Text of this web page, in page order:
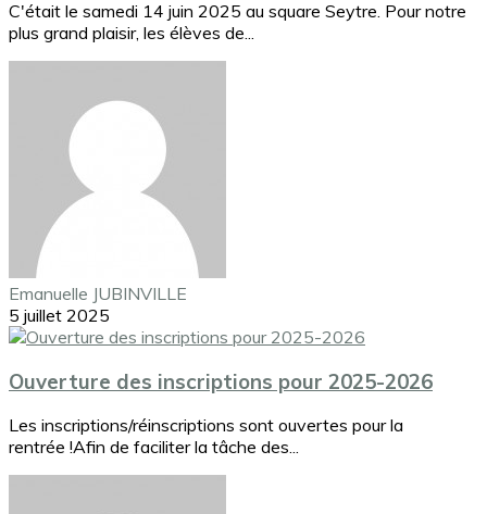
C'était le samedi 14 juin 2025 au square Seytre. Pour notre
plus grand plaisir, les élèves de...
Emanuelle JUBINVILLE
5 juillet 2025
Ouverture des inscriptions pour 2025-2026
Les inscriptions/réinscriptions sont ouvertes pour la
rentrée !Afin de faciliter la tâche des...